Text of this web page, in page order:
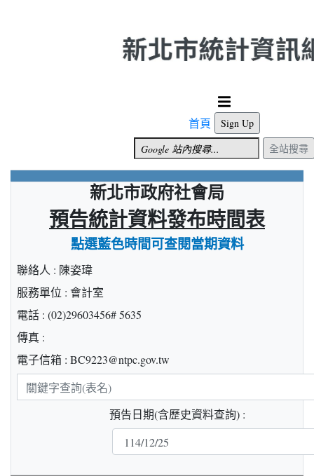
首頁
Sign Up
全站搜尋
新北市政府社會局
預告統計資料發布時間表
點選藍色時間可查閱當期資料
聯絡人 : 陳姿瑋
服務單位 : 會計室
電話 : (02)29603456# 5635
傳真 :
電子信箱 : BC9223@ntpc.gov.tw
關
鍵
預告日期(含歷史資料查詢) :